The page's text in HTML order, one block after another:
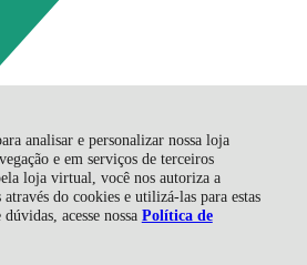
analisar e personalizar nossa loja
e em serviços de terceiros
loja virtual, você nos autoriza a
do cookies e utilizá-las para estas
acesse nossa Política de
e Molas LTDA - EPP, Av.
- 88815-060 - Criciúma - SC